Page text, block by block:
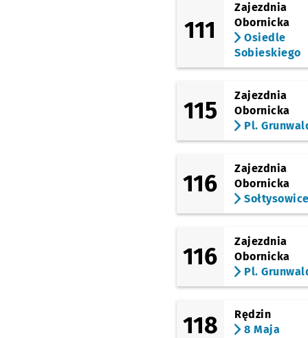
Bałtycka
Mochnackiego
Jutrosińska
Milicka
Kątowa NŻPrzystanek
Ługowa
Starościńska
Polanowice
111
Zajezdnia
Obornicka
Osiedle
Sobieskiego
115
Zajezdnia
Obornicka
Pl.
116
Zajezdnia
Obornicka
Sołtysowice
116
Zajezdnia
Obornicka
Pl.
118
Rędzin
8 Maja